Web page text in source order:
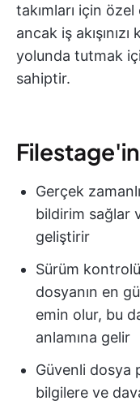
takımları için
ancak iş
yolunda tutmak
sahiptir.
Gerçek
bildirim sağlar
geliştirir
Sürüm
dosyanın en
emin olur, bu
anlamına gelir
Güvenli dosya
bilgilere ve